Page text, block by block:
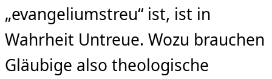
„evangeliumstreu“ ist, ist in
Wahrheit Untreue. Wozu brauchen
Gläubige also theologische